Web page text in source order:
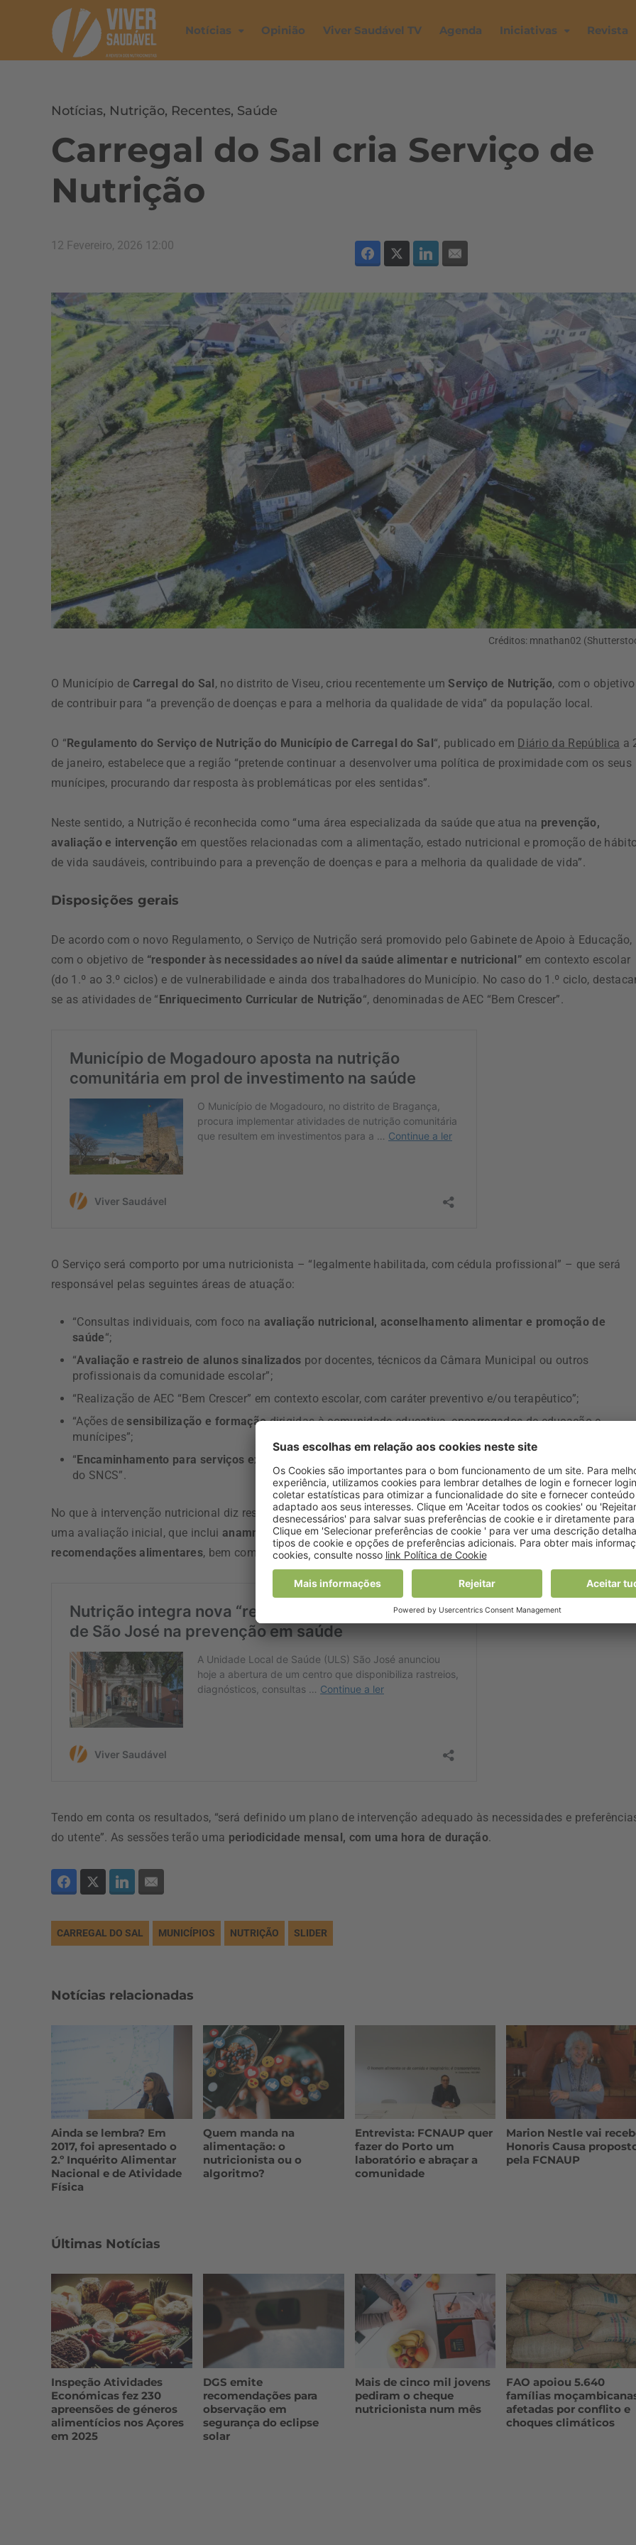
Notícias Opinião Viver Saudável TV Agenda Iniciativas Revista
Notícias, Nutrição, Recentes, Saúde
Carregal do Sal cria Serviço de
Nutrição
12 Fevereiro, 2026 12:00
Créditos: mnathan02
O Município de Carregal do Sal, no distrito de Viseu, criou recentemente umServiço de Nutrição, com o objetivo
de contribuir para “a prevenção de doenças e para a melhoria da qualidade de vida” da população local.
O “Regulamento do Serviço de Nutrição do Município de Carregal do Sal“, publicado em Diário da República a
de janeiro, estabelece que a região “pretende continuar a desenvolver uma política de proximidade com os seus
munícipes, procurando dar resposta às problemáticas por eles sentidas”.
Neste sentido, a Nutrição é reconhecida como “uma área especializada da saúde que atua na prevenção,
avaliação e intervenção em questões relacionadas com a alimentação, estado nutricional e promoção de
de vida saudáveis, contribuindo para a prevenção de doenças e para a melhoria da qualidade de vida”.
Disposições gerais
De acordo com o novo Regulamento, o Serviço de Nutrição será promovido pelo Gabinete de Apoio à Educação,
com o objetivo de “responder às necessidades ao nível da saúde alimentar e nutricional” em contexto escolar
(do 1.º ao 3.º ciclos) e de vulnerabilidade e ainda dos trabalhadores do Município. No caso do 1.º ciclo,
se as atividades de “Enriquecimento Curricular de Nutrição“, denominadas de AEC “Bem Crescer”.
O Serviço será comporto por uma nutricionista – “legalmente habilitada, com cédula profissional” – que será
responsável pelas seguintes áreas de atuação:
“Consultas individuais, com foco na avaliação nutricional, aconselhamento alimentar e promoção de
saúde“;
“Avaliação e rastreio de alunos sinalizados por docentes, técnicos da Câmara Municipal ou outros
profissionais da comunidade escolar”;
“Realização de AEC “Bem Crescer” em contexto escolar, com caráter preventivo e/ou terapêutico”;
“Ações desensibilização e formaçãodirigidas à comunidade educativa, encarregados de educação e
munícipes”;
“Encaminhamento para serviços externos
do SNCS”.
No que à intervenção nutricional diz respeito, o Regulamento especifica que, “após a sinalização, será realizada
uma avaliação inicial, que inclui anamnese alimentar, avaliação antropométrica, aconselhamento e
recomendações alimentares, bem como a elaboração do respetivo plano de alimentação
Tendo em conta os resultados, “será definido um plano de intervenção adequado às necessidades e
do utente”. As sessões terão uma periodicidade mensal, com uma hora de duração.
CARREGAL DO SAL MUNICÍPIOS NUTRIÇÃO SLIDER
Notícias relacionadas
Ainda se lembra? Em
2017, foi apresentado o
2.º Inquérito Alimentar
Nacional e de Atividade
Física
Quem manda na
alimentação: o
nutricionista ou o
algoritmo?
Entrevista: FCNAUP quer
fazer do Porto um
laboratório e abraçar a
comunidade
Marion Nestle vai
Honoris Causa
pela FCNAUP
Últimas Notícias
Inspeção Atividades
Económicas fez 230
apreensões de géneros
alimentícios nos Açores
em 2025
DGS emite
recomendações para
observação em
segurança do eclipse
solar
Mais de cinco mil jovens
pediram o cheque
nutricionista num mês
FAO apoiou 5.640
famílias
afetadas por conflito e
choques climáticos